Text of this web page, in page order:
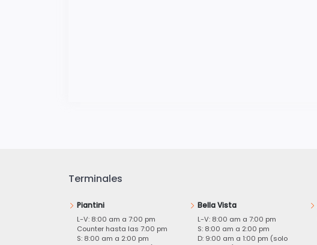
Terminales
Piantini
L-V: 8:00 am a 7:00 pm
Counter hasta las 7:00 pm
S: 8:00 am a 2:00 pm
Bella Vista
L-V: 8:00 am a 7:00 pm
S: 8:00 am a 2:00 pm
D: 9:00 am a 1:00 pm (solo